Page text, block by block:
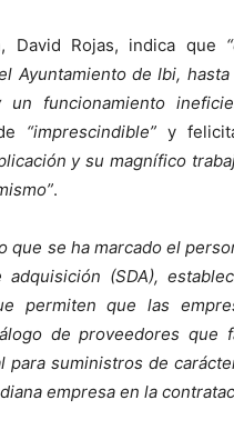
David Rojas, indica que
Ayuntamiento de Ibi,
un funcionamiento
“imprescindible” y
y su magnífico
.
que se ha marcado el
(SDA),
permiten que las
de proveedores que
suministros de
empresa en la